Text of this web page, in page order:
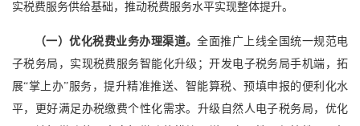
实税费服务供给基础，推动税费服务水平实现整体提升。
（一）优化税费业务办理渠道。全面推广上线全国统一规范电
子税务局，实现税费服务智能化升级；开发电子税务局手机端，拓
展“掌上办”服务，提升精准推送、智能算税、预填申报的便利化水
平，更好满足办税缴费个性化需求。升级自然人电子税务局，优化